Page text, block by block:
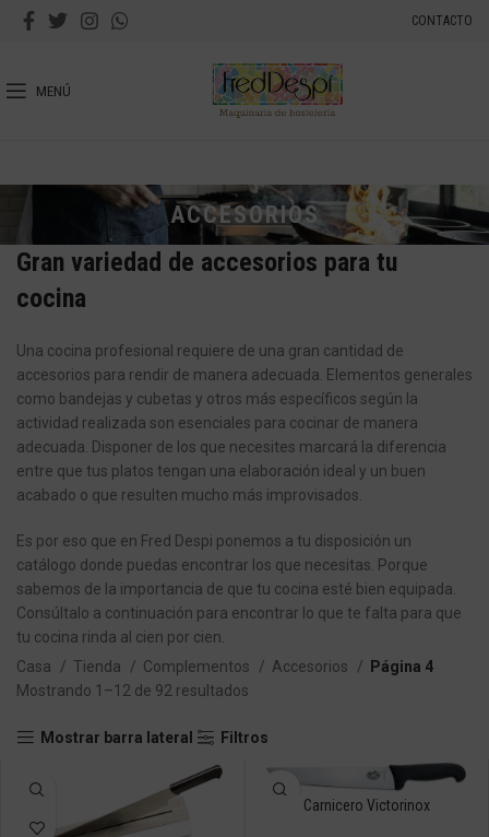
CONTACTO
MENÚ
ACCESORIOS
Gran variedad de accesorios para tu
cocina
Una cocina profesional requiere de una gran cantidad de
accesorios para rendir de manera adecuada. Elementos generales
como bandejas y cubetas y otros más específicos según la
actividad realizada son esenciales para cocinar de manera
adecuada. Disponer de los que necesites marcará la diferencia
entre que tus platos tengan una elaboración ideal y un buen
acabado o que resulten mucho más improvisados.
Es por eso que en Fred Despi ponemos a tu disposición un
catálogo donde puedas encontrar los que necesitas. Porque
sabemos de la importancia de que tu cocina esté bien equipada.
Consúltalo a continuación para encontrar lo que te falta para que
tu cocina rinda al cien por cien.
Casa
Tienda Complementos Accesorios
Página 4
Mostrando 1–12 de 92 resultados
Mostrar barra lateral Filtros
Carnicero Victorinox